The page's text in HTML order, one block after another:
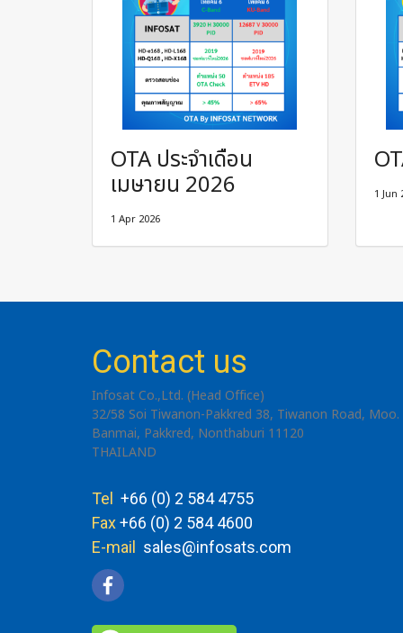
OTA ประจำเดือน
เมษายน 2026
1 Apr 2026
1 Jun
Contact us
Infosat Co.,Ltd. (Head Office)
32/58 Soi Tiwanon-Pakkred 38, Tiwanon Road, Moo.
Banmai, Pakkred, Nonthaburi 11120
THAILAND
Tel +66 (0) 2 584 4755
Fax+66 (0) 2 584 4600
E-mail sales@infosats.com